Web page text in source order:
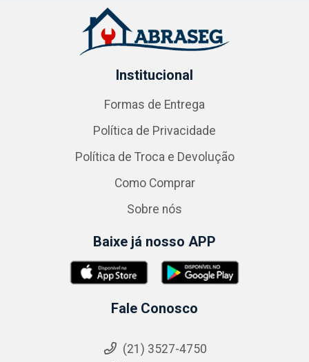
Institucional
Formas de Entrega
Política de Privacidade
Política de Troca e Devolução
Como Comprar
Sobre nós
Baixe já nosso APP
Fale Conosco
(21) 3527-4750